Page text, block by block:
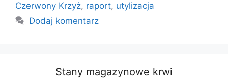
Czerwony Krzyż, raport, utylizacja
Dodaj komentarz
Stany magazynowe krwi